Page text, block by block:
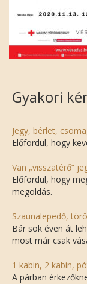
Gyakori
Jegy, bérlet,
Előfordul, hogy
Van „visszatérő”
Előfordul, hogy
megoldás.
Szaunalepedő,
Bár sok éven át
most már csak
1 kabin, 2 kabin,
A párban